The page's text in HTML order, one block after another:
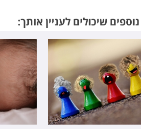
שיכולים לעניין אותך: